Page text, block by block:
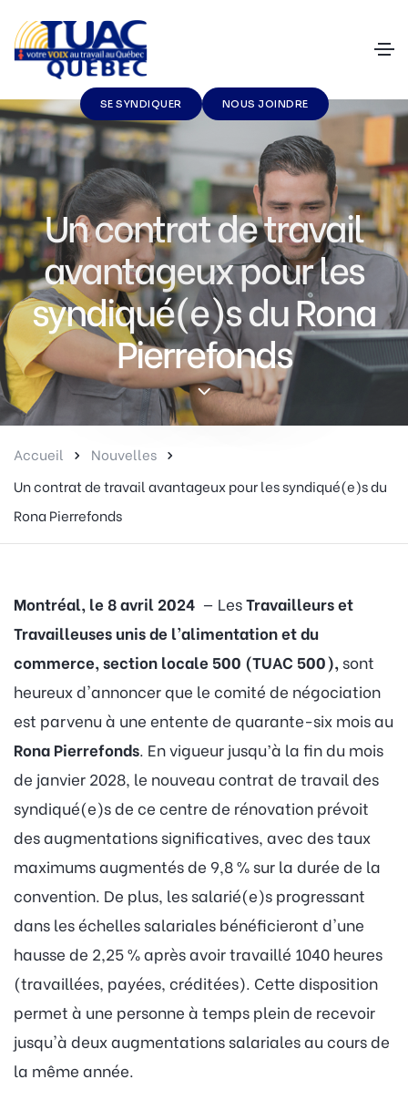
SE SYNDIQUER NOUS JOINDRE
Un contrat de travail
avantageux pour les
syndiqué(e)s du Rona
Pierrefonds
Accueil
Nouvelles
Un contrat de travail avantageux pour les syndiqué(e)s du
Rona Pierrefonds
Montréal, le 8 avril 2024 — LesTravailleurs et
Travailleuses unis de l’alimentation et du
commerce, section locale 500 (TUAC 500),sont
heureux d'annoncer que le comité de négociation
est parvenu à une entente de quarante-six mois au
Rona Pierrefonds. En vigueur jusqu’à la fin du mois
de janvier 2028, le nouveau contrat de travail des
syndiqué(e)s de ce centre de rénovation prévoit
des augmentations significatives, avec des taux
maximums augmentés de 9,8 % sur la durée de la
convention. De plus, les salarié(e)s progressant
dans les échelles salariales bénéficieront d'une
hausse de 2,25 % après avoir travaillé 1040 heures
(travaillées, payées, créditées). Cette disposition
permet à une personne à temps plein de recevoir
jusqu'à deux augmentations salariales au cours de
la même année.